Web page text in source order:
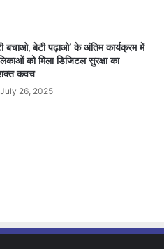
बचाओ, बेटी पढ़ाओ’ के अंतिम कार्यक्रम में
को मिला डिजिटल सुरक्षा का
कवच
July 26, 2025